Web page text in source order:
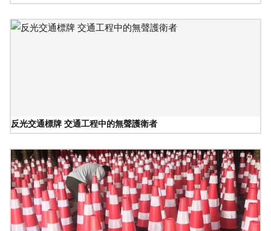
反光交通標牌 交通工程中的無聲護衛者